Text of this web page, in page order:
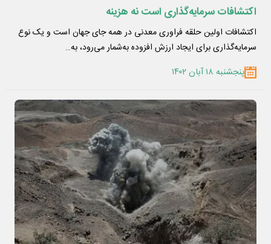
اکتشافات سرمایه‌گذاری است نه هزینه
اکتشافات اولین حلقه فراوری معدنی در همه جای جهان است و یک نوع
سرمایه‌گذاری برای ایجاد ارزش افزوده به‌شمار می‌رود، به…
پنجشنبه ۱۸ آبان ۱۴۰۲